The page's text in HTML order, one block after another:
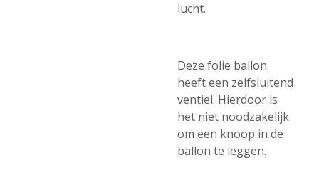
lucht.
Deze folie ballon
heeft een zelfsluitend
ventiel. Hierdoor is
het niet noodzakelijk
om een knoop in de
ballon te leggen.